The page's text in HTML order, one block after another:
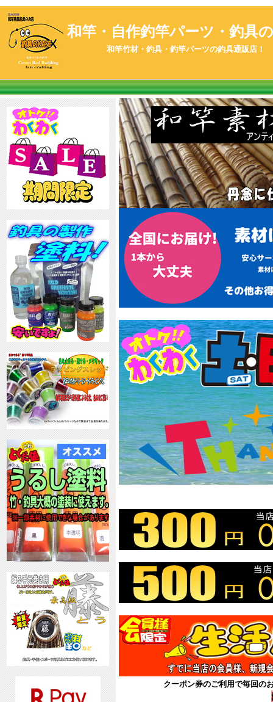
和竿・自作釣竿パーツ・釣具の
和竿竹材・釣具・釣竿パーツの釣具通販店！
クーポン券のご利用で毎回の